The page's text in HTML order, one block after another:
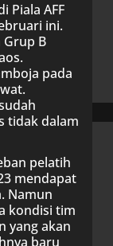
Piala AFF
ini.
B
pada
tidak dalam
pelatih
mendapat
Namun
kondisi tim
yang akan
baru